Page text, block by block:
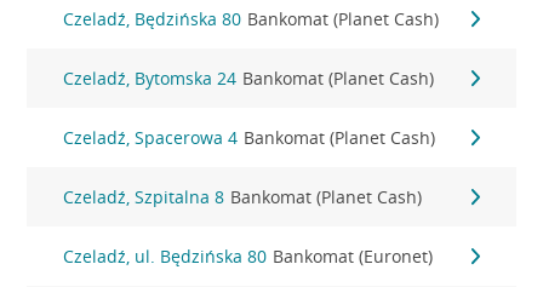
Czeladź, Będzińska 80 Bankomat (Planet Cash)
Czeladź, Bytomska 24 Bankomat (Planet Cash)
Czeladź, Spacerowa 4 Bankomat (Planet Cash)
Czeladź, Szpitalna 8 Bankomat (Planet Cash)
Czeladź, ul. Będzińska 80 Bankomat (Euronet)